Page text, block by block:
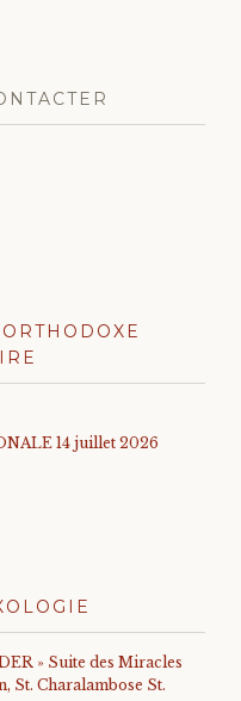
14 juillet 2026
» Suite des Miracles
St. Charalambose St.